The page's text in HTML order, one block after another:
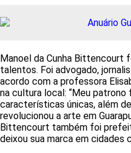
Manoel da Cunha Bittencourt
talentos. Foi advogado,
acordo com a professora
na cultura local: “Meu
características únicas, além
revolucionou a arte em
Bittencourt também foi
deixou sua marca em cidades